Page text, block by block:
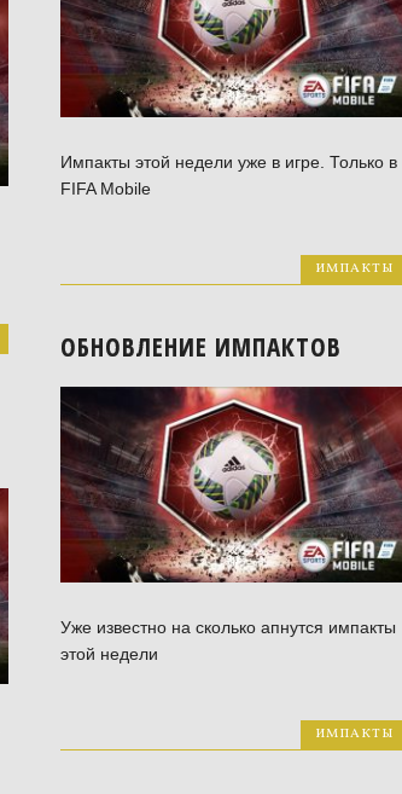
Импакты этой недели уже в игре. Только в
FIFA Mobile
ИМПАКТЫ
ОБНОВЛЕНИЕ ИМПАКТОВ
Уже известно на сколько апнутся импакты
этой недели
ИМПАКТЫ